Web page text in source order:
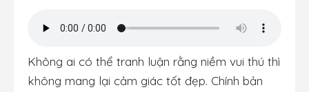
Không ai có thể tranh luận rằng niềm vui thú thì
không mang lại cảm giác tốt đẹp. Chính bản